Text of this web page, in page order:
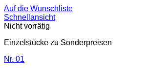
Auf die Wunschliste
Schnellansicht
Nicht vorrätig
Einzelstücke zu Sonderpreisen
Nr. 01